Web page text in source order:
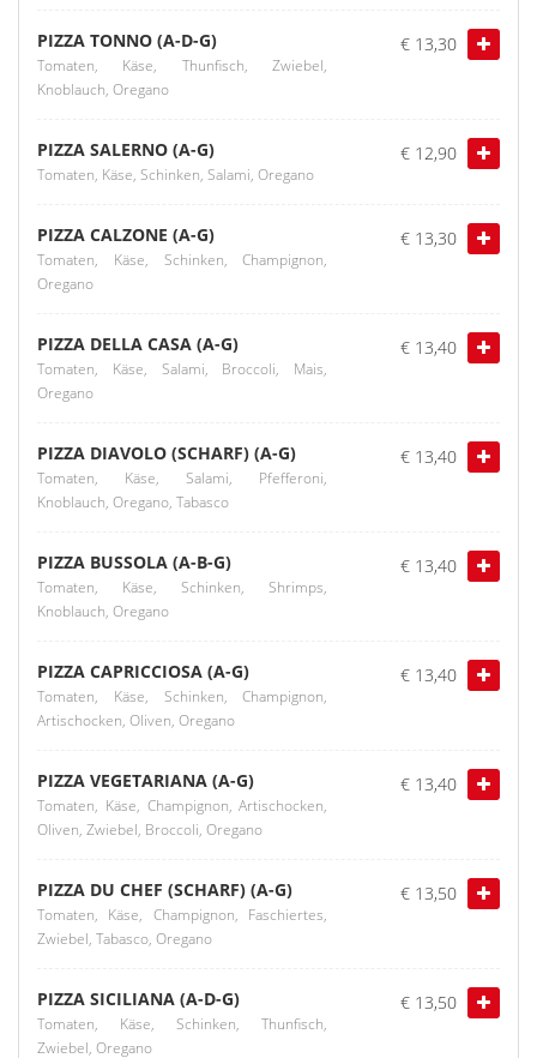
PIZZA TONNO (A-D-G)
Tomaten, Käse, Thunfisch, Zwiebel,
Knoblauch, Oregano
€ 13,30
PIZZA SALERNO (A-G)
Tomaten, Käse, Schinken, Salami, Oregano
€ 12,90
PIZZA CALZONE (A-G)
Tomaten, Käse, Schinken, Champignon,
Oregano
€ 13,30
PIZZA DELLA CASA (A-G)
Tomaten, Käse, Salami, Broccoli, Mais,
Oregano
€ 13,40
PIZZA DIAVOLO (SCHARF) (A-G)
Tomaten, Käse, Salami, Pfefferoni,
Knoblauch, Oregano, Tabasco
€ 13,40
PIZZA BUSSOLA (A-B-G)
Tomaten, Käse, Schinken, Shrimps,
Knoblauch, Oregano
€ 13,40
PIZZA CAPRICCIOSA (A-G)
Tomaten, Käse, Schinken, Champignon,
Artischocken, Oliven, Oregano
€ 13,40
PIZZA VEGETARIANA (A-G)
Tomaten, Käse, Champignon, Artischocken,
Oliven, Zwiebel, Broccoli, Oregano
€ 13,40
PIZZA DU CHEF (SCHARF) (A-G)
Tomaten, Käse, Champignon, Faschiertes,
Zwiebel, Tabasco, Oregano
€ 13,50
PIZZA SICILIANA (A-D-G)
Tomaten, Käse, Schinken, Thunfisch,
Zwiebel, Oregano
€ 13,50